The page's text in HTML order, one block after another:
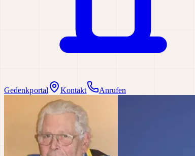
Gedenkportal Kontakt Anrufen